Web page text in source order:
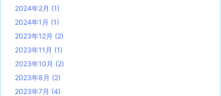
2024年2月 (1)
2024年1月 (1)
2023年12月 (2)
2023年11月 (1)
2023年10月 (2)
2023年8月 (2)
2023年7月 (4)